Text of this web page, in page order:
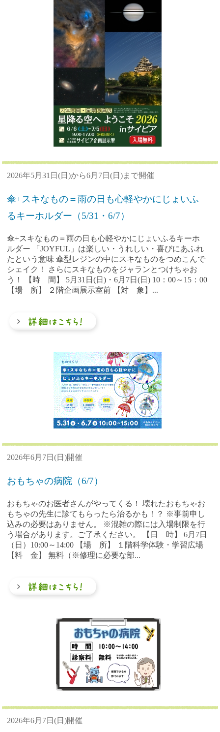
2026年5月31日(日)から6月7日(日)まで開催
傘+スキなもの＝雨の日も心軽やかにじょいふ
るキーホルダー（5/31・6/7）
傘+スキなもの＝雨の日も心軽やかにじょいふるキーホ
ルダー 「JOYFUL」は楽しい・うれしい・喜びにあふれ
たという意味 傘型レジンの中にスキなものをつめこんで
シェイク！ さらにスキなものをジャランとつけちゃお
う！ 【時 間】 5月31日(日)・6月7日(日) 10：00～15：00
【場 所】 ２階企画展示室前 【対 象】...
2026年6月7日(日)開催
おもちゃの病院（6/7）
おもちゃのお医者さんがやってくる！ 壊れたおもちゃお
もちゃの先生に診てもらったら治るかも！？ ※事前申し
込みの必要はありません。 ※混雑の際には入場制限を行
う場合があります。ご了承ください。 【日 時】 6月7日
（日）10:00～14:00 【場 所】 １階科学体験・学習広場
【料 金】 無料（※修理に必要な部...
2026年6月7日(日)開催